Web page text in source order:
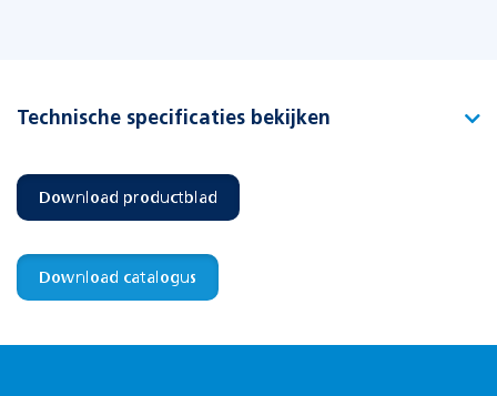
Technische specificaties bekijken
Artikelnummer 391064
EAN-code 8715774010026
Download productblad
Download catalogus